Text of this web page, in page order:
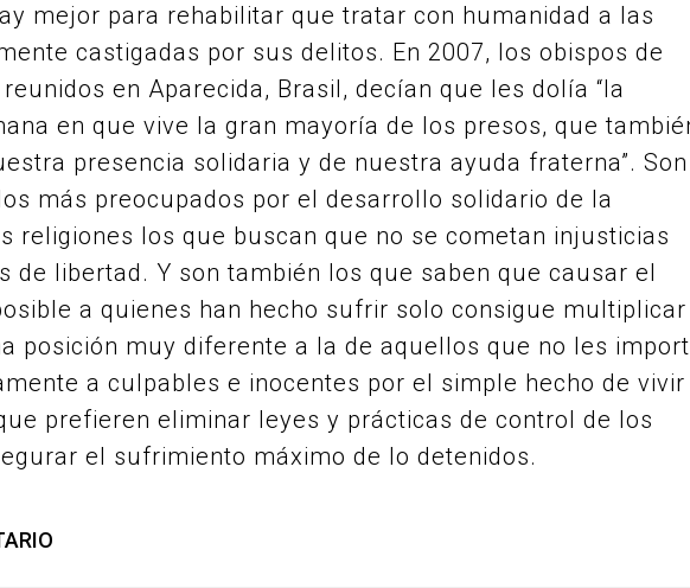
mejor para rehabilitar que tratar con humanidad a las
castigadas por sus delitos. En 2007, los obispos de
en Aparecida, Brasil, decían que les dolía “la
en que vive la gran mayoría de los presos, que
presencia solidaria y de nuestra ayuda fraterna”. Son
más preocupados por el desarrollo solidario de la
religiones los que buscan que no se cometan injusticias
de libertad. Y son también los que saben que causar el
a quienes han hecho sufrir solo consigue multiplicar
posición muy diferente a la de aquellos que no les
a culpables e inocentes por el simple hecho de vivir
prefieren eliminar leyes y prácticas de control de los
el sufrimiento máximo de lo detenidos.